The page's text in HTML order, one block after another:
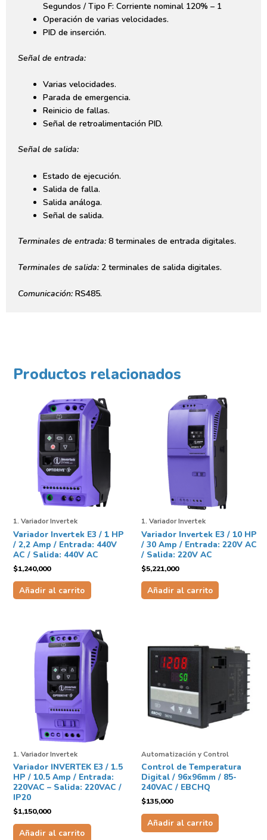
Segundos / Tipo F: Corriente nominal 120% – 1
Operación de varias velocidades.
PID de inserción.
Señal de entrada:
Varias velocidades.
Parada de emergencia.
Reinicio de fallas.
Señal de retroalimentación PID.
Señal de salida:
Estado de ejecución.
Salida de falla.
Salida análoga.
Señal de salida.
Terminales de entrada: 8 terminales de entrada digitales.
Terminales de salida: 2 terminales de salida digitales.
Comunicación: RS485.
Productos relacionados
1. Variador Invertek
Variador Invertek E3 / 1 HP
/ 2,2 Amp / Entrada: 440V
AC / Salida: 440V AC
$1,240,000
Añadir al carrito
1. Variador Invertek
Variador Invertek E3 / 10 HP
/ 30 Amp / Entrada: 220V AC
/ Salida: 220V AC
$5,221,000
Añadir al carrito
1. Variador Invertek
Variador INVERTEK E3 / 1.5
HP / 10.5 Amp / Entrada:
220VAC – Salida: 220VAC /
IP20
$1,150,000
Añadir al carrito
Automatización y Control
Control de Temperatura
Digital / 96x96mm / 85-
240VAC / EBCHQ
$135,000
Añadir al carrito